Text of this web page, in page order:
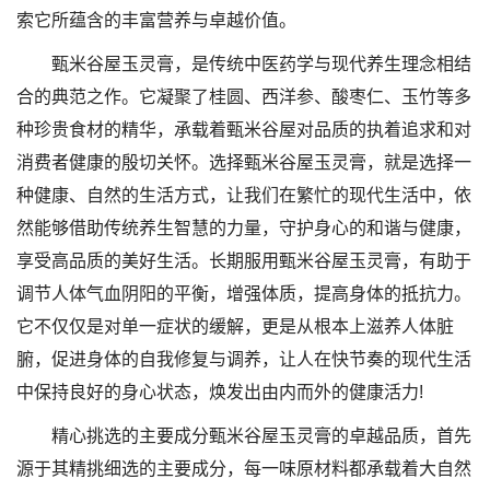
索它所蕴含的丰富营养与卓越价值。
甄米谷屋玉灵膏，是传统中医药学与现代养生理念相结
合的典范之作。它凝聚了桂圆、西洋参、酸枣仁、玉竹等多
种珍贵食材的精华，承载着甄米谷屋对品质的执着追求和对
消费者健康的殷切关怀。选择甄米谷屋玉灵膏，就是选择一
种健康、自然的生活方式，让我们在繁忙的现代生活中，依
然能够借助传统养生智慧的力量，守护身心的和谐与健康，
享受高品质的美好生活。长期服用甄米谷屋玉灵膏，有助于
调节人体气血阴阳的平衡，增强体质，提高身体的抵抗力。
它不仅仅是对单一症状的缓解，更是从根本上滋养人体脏
腑，促进身体的自我修复与调养，让人在快节奏的现代生活
中保持良好的身心状态，焕发出由内而外的健康活力!
精心挑选的主要成分甄米谷屋玉灵膏的卓越品质，首先
源于其精挑细选的主要成分，每一味原材料都承载着大自然